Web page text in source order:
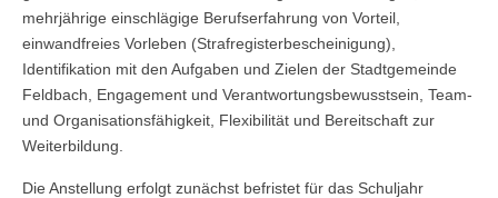
mehrjährige einschlägige Berufserfahrung von Vorteil,
einwandfreies Vorleben (Strafregisterbescheinigung),
Identifikation mit den Aufgaben und Zielen der Stadtgemeinde
Feldbach, Engagement und Verantwortungsbewusstsein, Team-
und Organisationsfähigkeit, Flexibilität und Bereitschaft zur
Weiterbildung.
Die Anstellung erfolgt zunächst befristet für das Schuljahr